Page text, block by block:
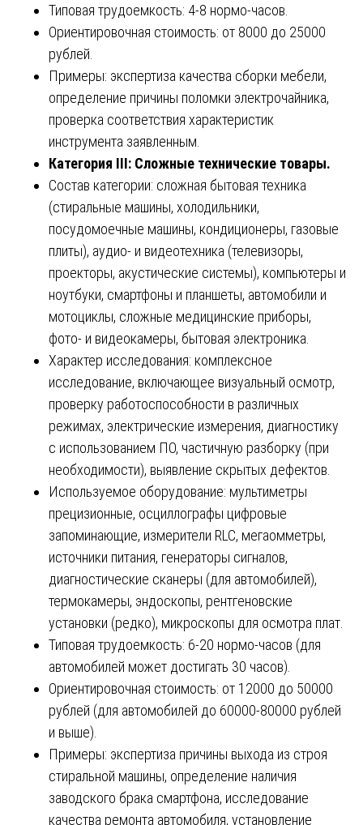
Типовая трудоемкость: 4-8 нормо-часов.
Ориентировочная стоимость: от 8000 до 25000
рублей.
Примеры: экспертиза качества сборки мебели,
определение причины поломки электрочайника,
проверка соответствия характеристик
инструмента заявленным.
Категория III: Сложные технические товары.
Состав категории: сложная бытовая техника
(стиральные машины, холодильники,
посудомоечные машины, кондиционеры, газовые
плиты), аудио- и видеотехника (телевизоры,
проекторы, акустические системы), компьютеры и
ноутбуки, смартфоны и планшеты, автомобили и
мотоциклы, сложные медицинские приборы,
фото- и видеокамеры, бытовая электроника.
Характер исследования: комплексное
исследование, включающее визуальный осмотр,
проверку работоспособности в различных
режимах, электрические измерения, диагностику
с использованием ПО, частичную разборку (при
необходимости), выявление скрытых дефектов.
Используемое оборудование: мультиметры
прецизионные, осциллографы цифровые
запоминающие, измерители RLC, мегаомметры,
источники питания, генераторы сигналов,
диагностические сканеры (для автомобилей),
термокамеры, эндоскопы, рентгеновские
установки (редко), микроскопы для осмотра плат.
Типовая трудоемкость: 6-20 нормо-часов (для
автомобилей может достигать 30 часов).
Ориентировочная стоимость: от 12000 до 50000
рублей (для автомобилей до 60000-80000 рублей
и выше).
Примеры: экспертиза причины выхода из строя
стиральной машины, определение наличия
заводского брака смартфона, исследование
качества ремонта автомобиля, установление